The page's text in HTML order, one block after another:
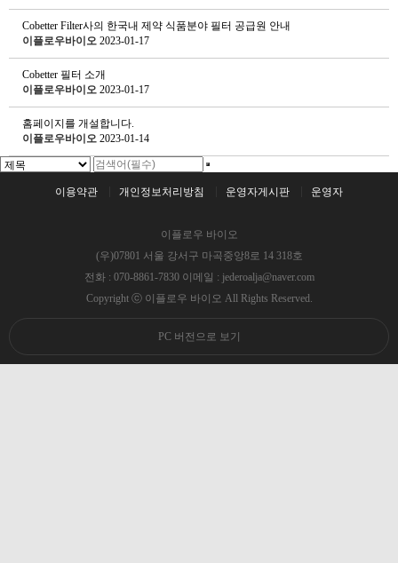
Cobetter Filter사의 한국내 제약 식품분야 필터 공급원 안내
이플로우바이오 2023-01-17
Cobetter 필터 소개
이플로우바이오 2023-01-17
홈페이지를 개설합니다.
이플로우바이오 2023-01-14
이용약관 개인정보처리방침 운영자게시판 운영자
이플로우 바이오
(우)07801 서울 강서구 마곡중앙8로 14 318호
전화 : 070-8861-7830 이메일 : jederoalja@naver.com
Copyright ⓒ 이플로우 바이오 All Rights Reserved.
PC 버전으로 보기